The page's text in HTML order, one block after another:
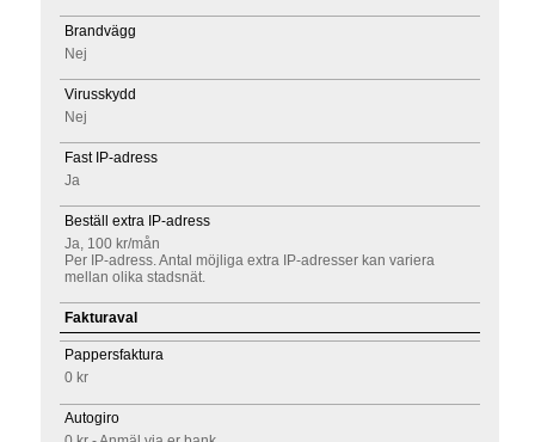
Brandvägg
Nej
Virusskydd
Nej
Fast IP-adress
Ja
Beställ extra IP-adress
Ja, 100 kr/mån
Per IP-adress. Antal möjliga extra IP-adresser kan variera
mellan olika stadsnät.
Fakturaval
Pappersfaktura
0 kr
Autogiro